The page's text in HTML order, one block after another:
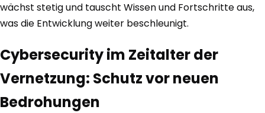
wächst stetig und tauscht Wissen und Fortschritte aus,
was die Entwicklung weiter beschleunigt.
Cybersecurity im Zeitalter der
Vernetzung: Schutz vor neuen
Bedrohungen